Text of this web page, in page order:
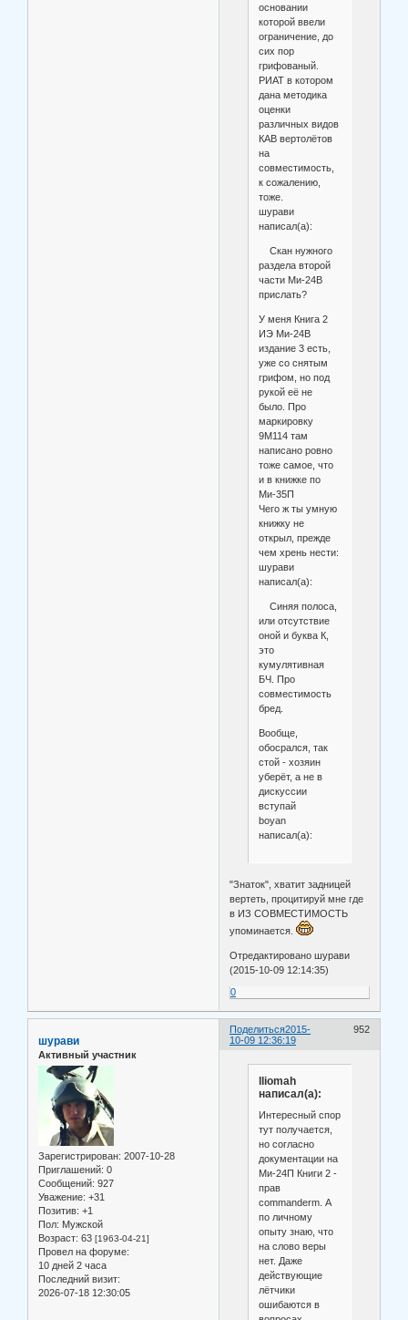
основании
которой ввели
ограничение, до
сих пор
грифованый.
РИАТ в котором
дана методика
оценки
различных видов
КАВ вертолётов
на
совместимость,
к сожалению,
тоже.
шурави
написал(а):
Скан нужного
раздела второй
части Ми-24В
прислать?
У меня Книга 2
ИЭ Ми-24В
издание 3 есть,
уже со снятым
грифом, но под
рукой её не
было. Про
маркировку
9М114 там
написано ровно
тоже самое, что
и в книжке по
Ми-35П
Чего ж ты умную
книжку не
открыл, прежде
чем хрень нести:
шурави
написал(а):
Синяя полоса,
или отсутствие
оной и буква К,
это
кумулятивная
БЧ. Про
совместимость
бред.
Вообще,
обосрался, так
стой - хозяин
уберёт, а не в
дискуссии
вступай
boyan
написал(а):
"Знаток", хватит задницей
вертеть, процитируй мне где
в ИЗ СОВМЕСТИМОСТЬ
упоминается.
Отредактировано шурави
(2015-10-09 12:14:35)
0
Поделиться 952
2015-
10-09 12:36:19
шурави
Активный участник
Зарегистрирован: 2007-10-28
Приглашений: 0
Сообщений: 927
Уважение: +31
Позитив: +1
Пол: Мужской
Возраст: 63 [1963-04-21]
Провел на форуме:
10 дней 2 часа
Последний визит:
2026-07-18 12:30:05
lliomah
написал(а):
Интересный спор
тут получается,
но согласно
документации на
Ми-24П Книги 2 -
прав
commanderm. А
по личному
опыту знаю, что
на слово веры
нет. Даже
действующие
лётчики
ошибаются в